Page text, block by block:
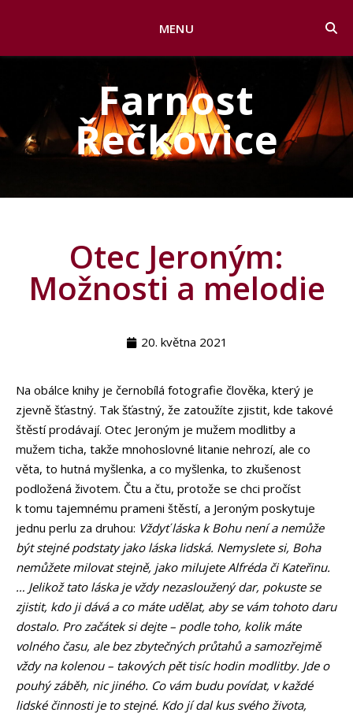
MENU
Farnost
Řečkovice
Otec Jeroným:
Možnosti a melodie
20. května 2021
Na obálce knihy je černobílá fotografie člověka, který je
zjevně šťastný. Tak šťastný, že zatoužíte zjistit, kde takové
štěstí prodávají. Otec Jeroným je mužem modlitby a
mužem ticha, takže mnohoslovné litanie nehrozí, ale co
věta, to hutná myšlenka, a co myšlenka, to zkušenost
podložená životem. Čtu a čtu, protože se chci pročíst
k tomu tajemnému prameni štěstí, a Jeroným poskytuje
jednu perlu za druhou: Vždyť láska k Bohu není a nemůže
být stejné podstaty jako láska lidská. Nemyslete si, Boha
nemůžete milovat stejně, jako milujete Alfréda či Kateřinu.
… Jelikož tato láska je vždy nezasloužený dar, pokuste se
zjistit, kdo ji dává a co máte udělat, aby se vám tohoto daru
dostalo. Pro začátek si dejte – podle toho, kolik máte
volného času, ale bez zbytečných průtahů a samozřejmě
vždy na kolenou – takových pět tisíc hodin modlitby. Jde o
pouhý záběh, nic jiného. Co vám budu povídat, v každé
lidské činnosti je to stejné. Kdo jí dal kus svého života,